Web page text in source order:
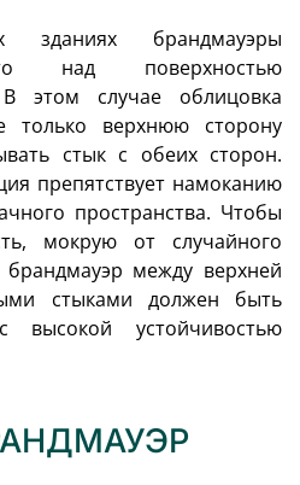
брандмауэры
над поверхностью
этом случае облицовка
только верхнюю сторону
стык с обеих сторон.
препятствует намоканию
пространства. Чтобы
мокрую от случайного
между верхней
стыками должен быть
высокой устойчивостью